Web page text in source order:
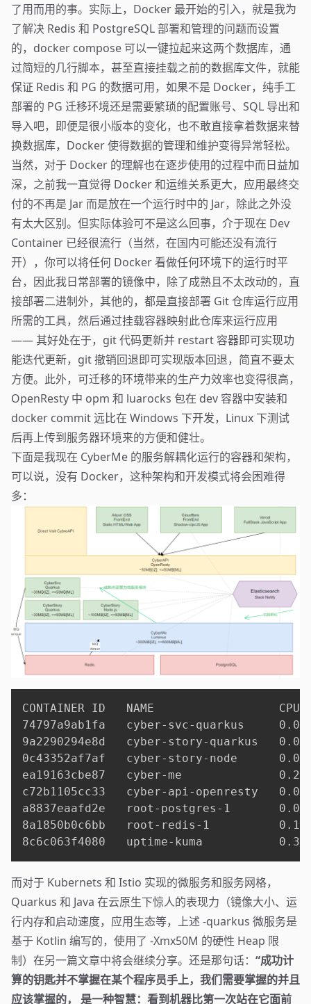
了用而用的事。实际上，Docker 最开始的引入，就是我为
了解决 Redis 和 PostgreSQL 部署和管理的问题而设置
的，docker compose 可以一键拉起来这两个数据库，通
过简短的几行脚本，甚至直接挂载之前的数据库文件，就能
保证 Redis 和 PG 的数据可用，如果不是 Docker，纯手工
部署的 PG 迁移环境还是需要繁琐的配置账号、SQL 导出和
导入吧，即便是很小版本的变化，也不敢直接拿着数据来替
换数据库，Docker 使得数据的管理和维护变得异常轻松。
当然，对于 Docker 的理解也在逐步使用的过程中而日益加
深，之前我一直觉得 Docker 和运维关系更大，应用最终交
付的不再是 Jar 而是放在一个运行时中的 Jar，除此之外没
有太大区别。但实际体验可不是这么回事，介于现在 Dev
Container 已经很流行（当然，在国内可能还没有流行
开），你可以将任何 Docker 看做任何环境下的运行时平
台，因此我日常部署的镜像中，除了成熟且不太改动的，直
接部署二进制外，其他的，都是直接部署 Git 仓库运行应用
所需的工具，然后通过挂载容器映射此仓库来运行应用
—— 其好处在于，git 代码更新并 restart 容器即可实现功
能迭代更新，git 撤销回退即可实现版本回退，简直不要太
方便。此外，可迁移的环境带来的生产力效率也变得很高，
OpenResty 中 opm 和 luarocks 包在 dev 容器中安装和
docker commit 远比在 Windows 下开发，Linux 下测试
后再上传到服务器环境来的方便和健壮。
下面是我现在 CyberMe 的服务解耦化运行的容器和架构，
可以说，没有 Docker，这种架构和开发模式将会困难得
多：
CONTAINER ID   NAME
74797a9ab1fa   cyber-svc-quarkus
9a2290294e8d   cyber-story-quarkus
0c43352af7af   cyber-story-node
ea19163cbe87   cyber-me
c72b1105cc33   cyber-api-openresty
a8837eaafd2e   root-postgres-1
8a1850b0c6bb   root-redis-1
8c6c063f4080   uptime-kuma
而对于 Kubernets 和 Istio 实现的微服务和服务网格，
Quarkus 和 Java 在云原生下惊人的表现力（镜像大小、运
行内存和启动速度，应用生态等，上述 -quarkus 微服务是
基于 Kotlin 编写的，使用了 -Xmx50M 的硬性 Heap 限
制）在另一篇文章中将会继续分享。还是那句话： “成功计
算的钥匙并不掌握在某个程序员手上，我们需要掌握的并且
应该掌握的， 是一种智慧：看到机器比第一次站在它面前